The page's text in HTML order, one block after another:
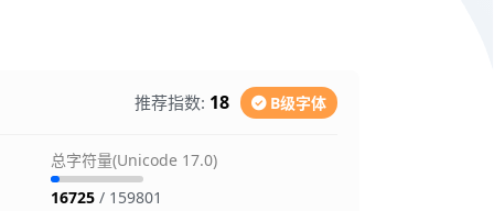
推荐指数: 18 B级字体
总字符量(Unicode 17.0)
16725 / 159801